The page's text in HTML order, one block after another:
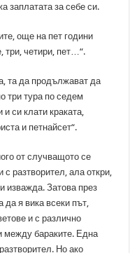
заплатата за себе си.
още на пет години
три, четири, пет…“.
та да продължават да
три тура по седем
си клати краката,
и петнайсет“.
от случващото се
с разтворител, ала откри,
изважда. Затова през
да я вика всеки път,
и с различно
между бараките. Една
Но ако